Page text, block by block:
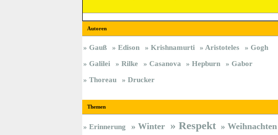
Autoren
Gauß Edison Krishnamurti Aristoteles
Gogh
Galilei
Rilke Casanova Hepburn
Gabor
Thoreau
Drucker
Themen
Erinnerung Winter Respekt Weihnachten